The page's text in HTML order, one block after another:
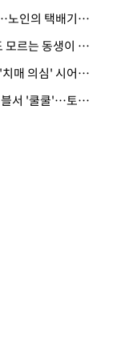
· 엘베 문 열리자 지팡이 '퍽'…노인의 택배기사 폭행 이유
· "20년 병수발했는데 얼굴도 모르는 동생이 유산 절반을"…배다른 형제 상속권 있을까
· 냄비 태우고 욕실 물바다…'치매 의심' 시어머니 검사 권유했다가 '날벼락'
· 새벽 식당 몰래 들어와 테이블서 '쿨쿨'…토사물 남기고 사라진 남성